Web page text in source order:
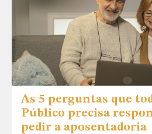
As 5 perguntas que
Público precisa
pedir a aposentadoria